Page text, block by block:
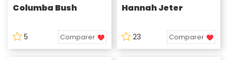
Columba Bush
5 Comparer
Hannah Jeter
23 Comparer